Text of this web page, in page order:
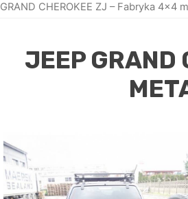
GRAND CHEROKEE ZJ – Fabryka 4×4
JEEP GRAND